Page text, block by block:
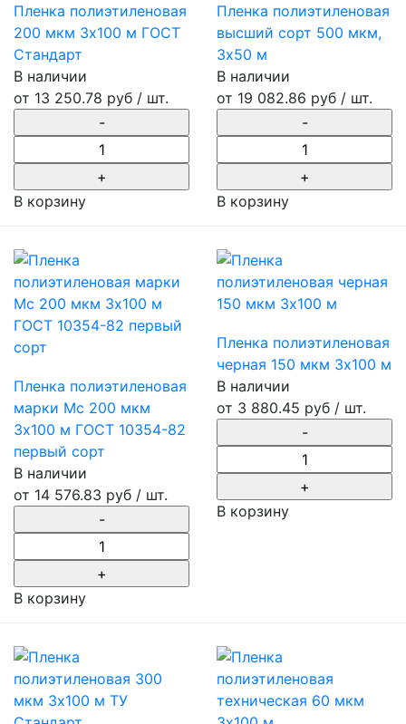
Пленка полиэтиленовая
200 мкм 3х100 м ГОСТ
Стандарт
В наличии
от 13 250.78 руб / шт.
В корзину
Пленка полиэтиленовая
высший сорт 500 мкм,
3x50 м
В наличии
от 19 082.86 руб / шт.
В корзину
Пленка полиэтиленовая
марки Мс 200 мкм
3х100 м ГОСТ 10354-82
первый сорт
В наличии
от 14 576.83 руб / шт.
В корзину
Пленка полиэтиленовая
черная 150 мкм 3х100 м
В наличии
от 3 880.45 руб / шт.
В корзину